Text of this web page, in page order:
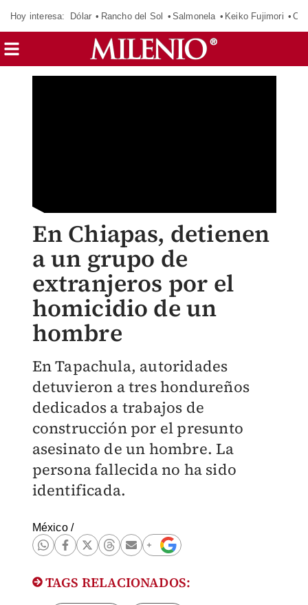
Hoy interesa: Dólar Rancho del Sol Salmonela Keiko Fujimori
En Chiapas, detienen
a un grupo de
extranjeros por el
homicidio de un
hombre
En Tapachula, autoridades
detuvieron a tres hondureños
dedicados a trabajos de
construcción por el presunto
asesinato de un hombre. La
persona fallecida no ha sido
identificada.
México/
TAGS RELACIONADOS: